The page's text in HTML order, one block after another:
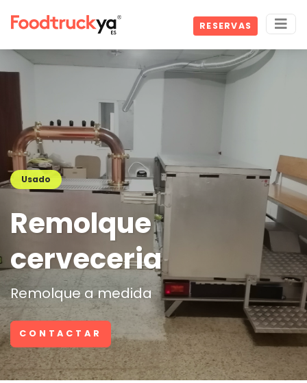
RESERVAS
Usado
Remolque
cerveceria
Remolque a medida
CONTACTAR